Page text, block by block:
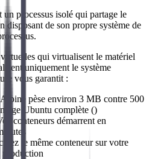
un processus isolé qui partage le
disposant de son propre système de
qui virtualisent le matériel
uniquement le système
vous garantit :
pèse environ 3 MB contre 500
Ubuntu complète ()
conteneurs démarrent en
le même conteneur sur votre